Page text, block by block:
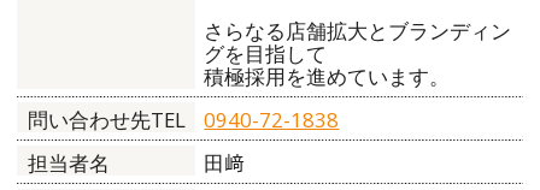
さらなる店舗拡大とブランディン
グを目指して
積極採用を進めています。
問い合わせ先TEL
0940-72-1838
担当者名
田﨑